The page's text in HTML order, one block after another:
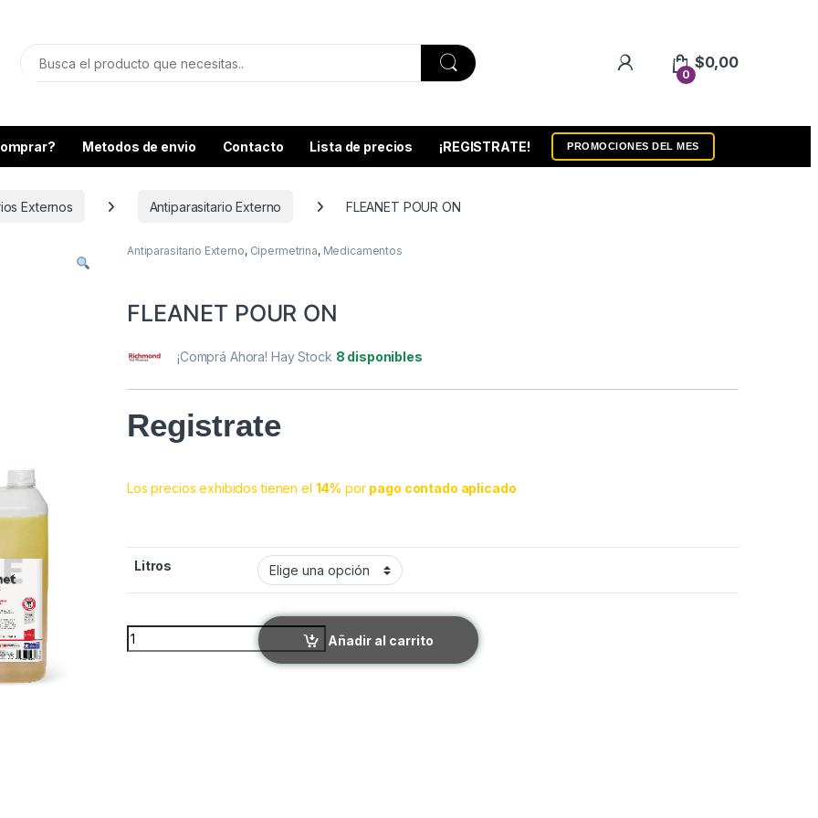
0
$0,00
Metodos de envio Contacto Lista de precios ¡REGISTRATE! PROMOCIONES DEL MES
Externos Antiparasitario Externo FLEANET POUR ON
Antiparasitario Externo, Cipermetrina, Medicamentos
FLEANET POUR ON
¡Comprá Ahora! Hay Stock 8 disponibles
Registrate
Los precios exhibidos tienen el 14% por pago contado aplicado
Litros
FLEANET POUR ON quantity
Añadir al carrito